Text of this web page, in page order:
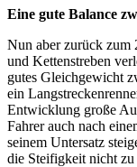
Eine gute Balance
Nun aber zurück zum
und Kettenstreben
gutes Gleichgewicht
ein
Entwicklung große
Fahrer auch nach
seinem Untersatz
die Steifigkeit nicht